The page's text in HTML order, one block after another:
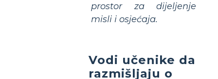
prostor za dijeljenje
misli i osjećaja.
Vodi učenike da
razmišljaju o